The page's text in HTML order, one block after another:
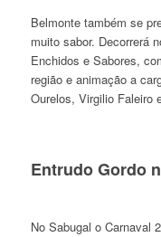
Belmonte também se
muito sabor. Decorrerá
Enchidos e Sabores,
região e animação a
Ourelos, Virgilio Faleiro
Entrudo Gordo
No Sabugal o Carnaval